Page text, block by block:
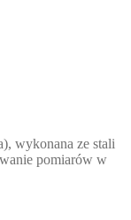
wykonana ze stali
pomiarów w